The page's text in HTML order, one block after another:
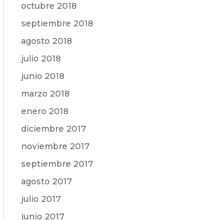
octubre 2018
septiembre 2018
agosto 2018
julio 2018
junio 2018
marzo 2018
enero 2018
diciembre 2017
noviembre 2017
septiembre 2017
agosto 2017
julio 2017
junio 2017